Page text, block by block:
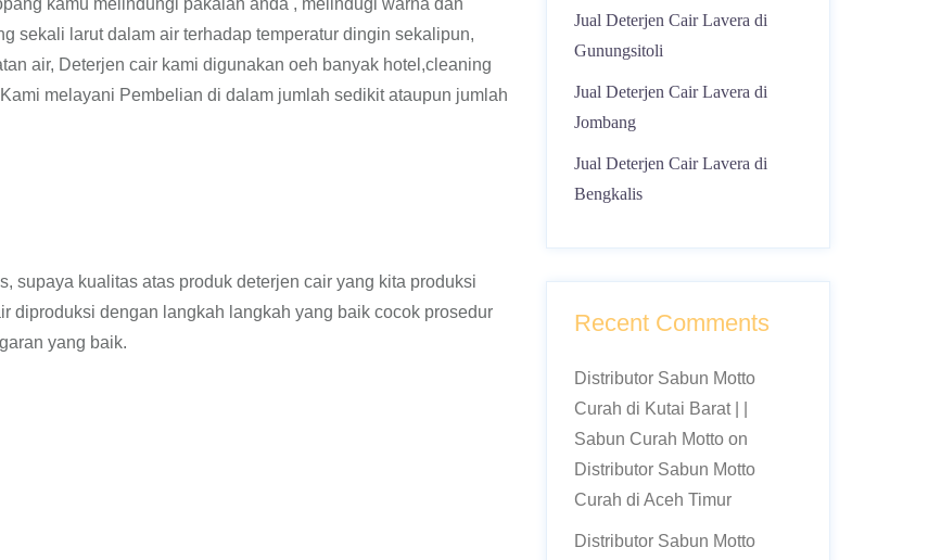
kamu melindungi pakaian anda , melindugi warna dan
sekali larut dalam air terhadap temperatur dingin sekalipun,
air, Deterjen cair kami digunakan oeh banyak hotel,cleaning
melayani Pembelian di dalam jumlah sedikit ataupun jumlah
supaya kualitas atas produk deterjen cair yang kita produksi
diproduksi dengan langkah langkah yang baik cocok prosedur
yang baik.
Jual Deterjen Cair Lavera di
Gunungsitoli
Jual Deterjen Cair Lavera di
Jombang
Jual Deterjen Cair Lavera di
Bengkalis
Recent Comments
Distributor Sabun Motto
Curah di Kutai Barat | |
Sabun Curah Mottoon
Distributor Sabun Motto
Curah di Aceh Timur
Distributor Sabun Motto